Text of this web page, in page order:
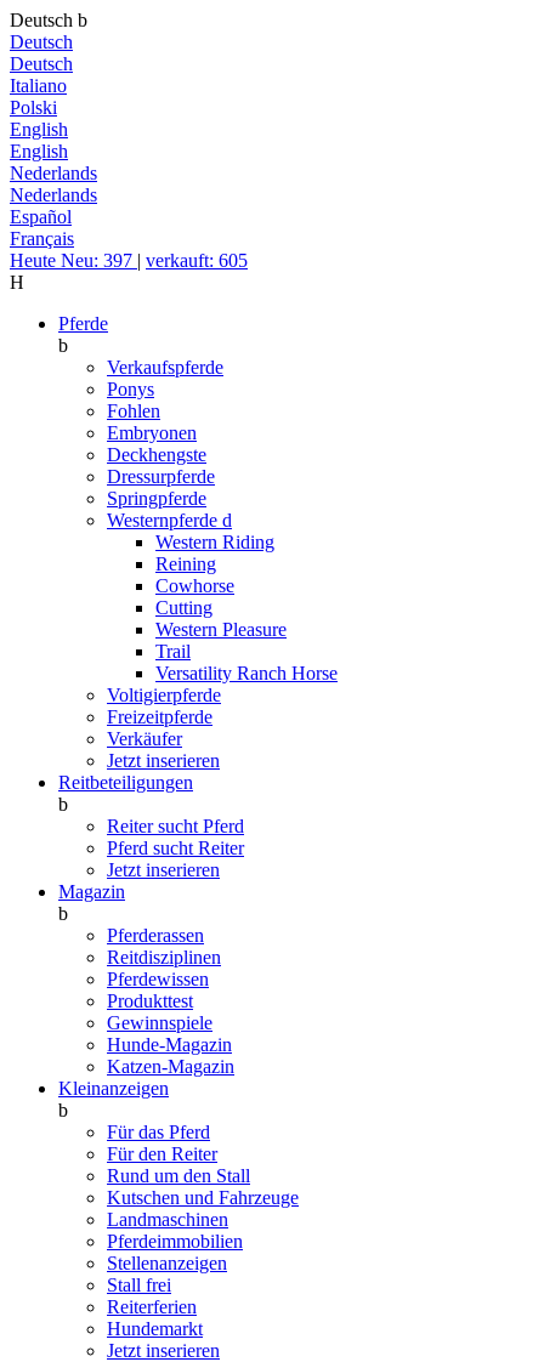
Deutsch b
Deutsch
Deutsch
Italiano
Polski
English
English
Nederlands
Nederlands
Español
Français
Heute Neu: 397 | verkauft: 605
H
Pferde
b
Verkaufspferde
Ponys
Fohlen
Embryonen
Deckhengste
Dressurpferde
Springpferde
Westernpferde d
Western Riding
Reining
Cowhorse
Cutting
Western Pleasure
Trail
Versatility Ranch Horse
Voltigierpferde
Freizeitpferde
Verkäufer
Jetzt inserieren
Reitbeteiligungen
b
Reiter sucht Pferd
Pferd sucht Reiter
Jetzt inserieren
Magazin
b
Pferderassen
Reitdisziplinen
Pferdewissen
Produkttest
Gewinnspiele
Hunde-Magazin
Katzen-Magazin
Kleinanzeigen
b
Für das Pferd
Für den Reiter
Rund um den Stall
Kutschen und Fahrzeuge
Landmaschinen
Pferdeimmobilien
Stellenanzeigen
Stall frei
Reiterferien
Hundemarkt
Jetzt inserieren